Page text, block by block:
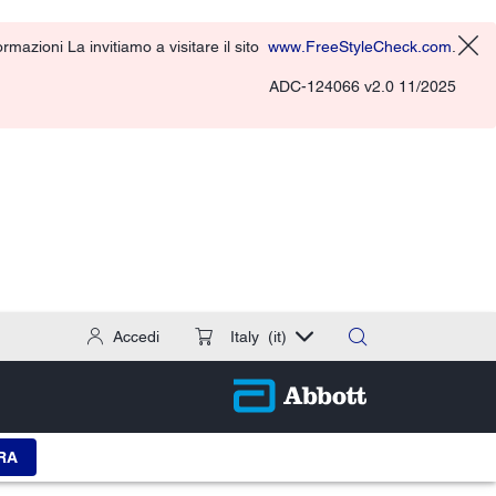
La invitiamo a visitare il sito www.FreeStyleCheck.com
ADC-124066 v2.0 11/2025
Accedi Italy (it)